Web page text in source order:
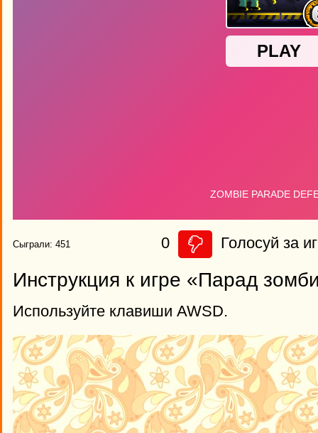
Сыграли: 451 0 Голосуй за
Инструкция к игре «Парад
Используйте клавиши AWSD.